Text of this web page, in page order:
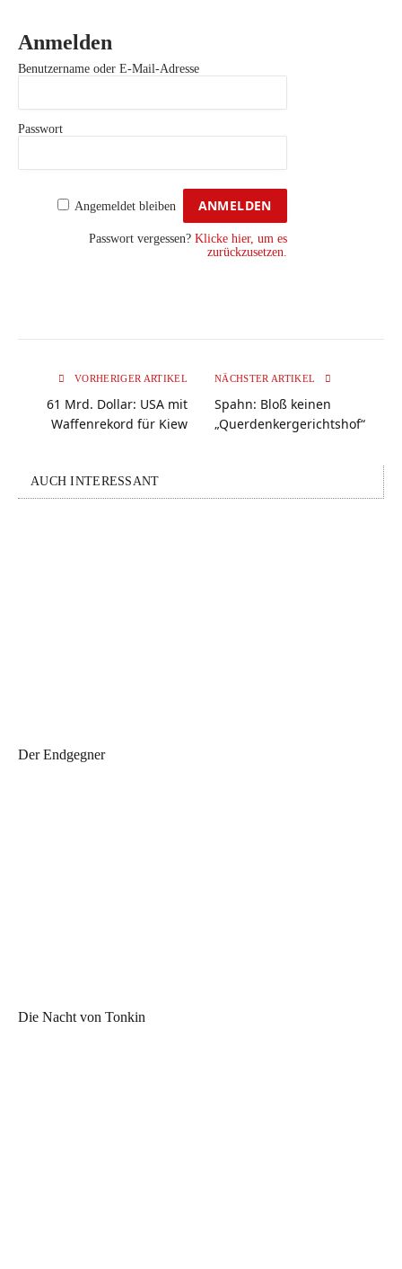
Anmelden
Benutzername oder E-Mail-Adresse
Passwort
Angemeldet bleiben
Passwort vergessen? Klicke hier, um es
zurückzusetzen.
VORHERIGER ARTIKEL
61 Mrd. Dollar: USA mit
Waffenrekord für Kiew
NÄCHSTER ARTIKEL
Spahn: Bloß keinen
„Querdenkergerichtshof“
AUCH INTERESSANT
Der Endgegner
Die Nacht von Tonkin